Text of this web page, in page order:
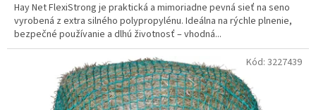
Hay Net FlexiStrong je praktická a mimoriadne pevná sieť na seno
vyrobená z extra silného polypropylénu. Ideálna na rýchle plnenie,
bezpečné používanie a dlhú životnosť – vhodná...
Kód: 3227439